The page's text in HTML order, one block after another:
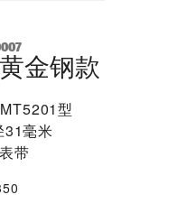
金钢款
型
31毫米
带